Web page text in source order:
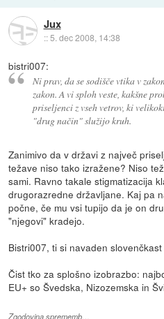
Jux
::5. dec 2008, 14:38
bistri007:
Ni prav, da se sodišče vtika v
zakon. A vi sploh veste, kakšne
priseljenci z vseh vetrov, ki
"drug način" služijo kruh.
Zanimivo da v državi z največ
težave niso tako izražene? Niso
sami. Ravno takale stigmatizacija
drugorazredne državljane. Kaj pa
počne, če mu vsi tupijo da je on
"njegovi" kradejo.
Bistri007, ti si navaden
Čist tko za splošno izobrazbo:
EU+ so Švedska, Nizozemska in
Zgodovina sprememb…